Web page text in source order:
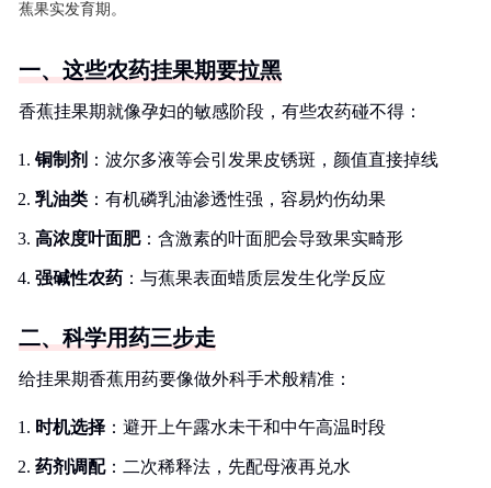
蕉果实发育期。
一、这些农药挂果期要拉黑
香蕉挂果期就像孕妇的敏感阶段，有些农药碰不得：
铜制剂 ：波尔多液等会引发果皮锈斑，颜值直接掉线
乳油类 ：有机磷乳油渗透性强，容易灼伤幼果
高浓度叶面肥：含激素的叶面肥会导致果实畸形
强碱性农药 ：与蕉果表面蜡质层发生化学反应
二、科学用药三步走
给挂果期香蕉用药要像做外科手术般精准：
时机选择 ：避开上午露水未干和中午高温时段
药剂调配：二次稀释法，先配母液再兑水